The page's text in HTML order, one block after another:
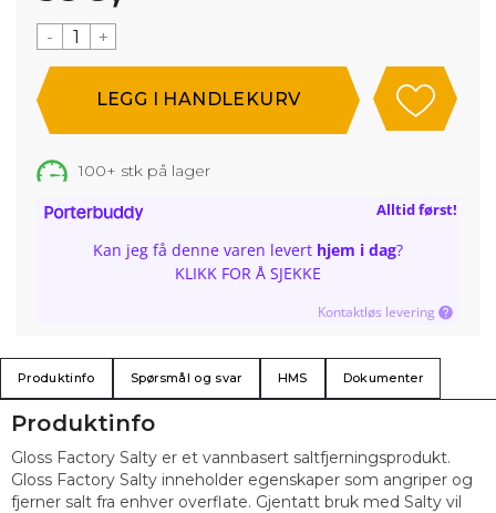
- +
100+ stk på lager
Alltid først!
Kan jeg få denne varen levert hjem i dag?
KLIKK FOR Å SJEKKE
Kontaktløs levering
Produktinfo Spørsmål og svar HMS Dokumenter
Produktinfo
Gloss Factory Salty er et vannbasert saltfjerningsprodukt.
Gloss Factory Salty inneholder egenskaper som angriper og
fjerner salt fra enhver overflate. Gjentatt bruk med Salty vil